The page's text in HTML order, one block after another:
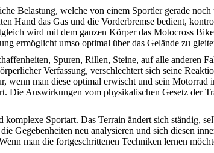
Belastung, welche von einem Sportler gerade
Hand das Gas und die Vorderbremse bedient,
wird mit dem ganzen Körper das Motocross
ermöglicht umso optimal über das Gelände zu
Spuren, Rillen, Steine, auf alle anderen
Verfassung, verschlechtert sich seine
wenn man diese optimal erwischt und sein
Die Auswirkungen vom physikalischen Gesetz der
Sportart. Das Terrain ändert sich ständig,
Gegebenheiten neu analysieren und sich diesen
man die fortgeschrittenen Techniken lernen